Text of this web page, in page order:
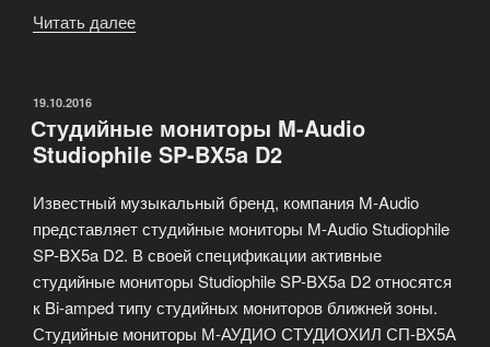
Читать далее
заставляла
скучать»
ОПУБЛИКОВАНО
19.10.2016
Студийные мониторы M-Audio
Studiophile SP-BX5a D2
Известный музыкальный бренд, компания M-Audio
представляет студийные мониторы M-Audio Studiophile
SP-BX5a D2. В своей спецификации активные
студийные мониторы Studiophile SP-BX5a D2 относятся
к Bi-amped типу студийных мониторов ближней зоны.
Студийные мониторы М-АУДИО СТУДИОХИЛ СП-ВХ5А